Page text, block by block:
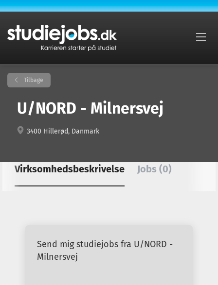
Tilbage
U/NORD - Milnersvej
3400 Hillerød, Danmark
Virksomhedsbeskrivelse Jobs (0)
Send mig studiejobs fra U/NORD -
Milnersvej